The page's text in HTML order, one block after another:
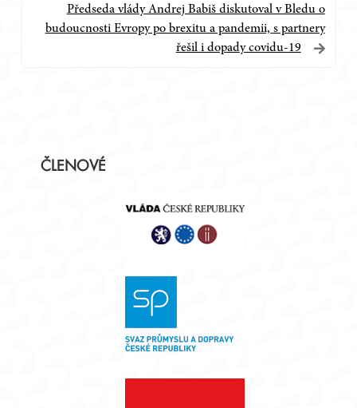
příspěvek
Předseda vlády Andrej Babiš diskutoval v Bledu o
budoucnosti Evropy po brexitu a pandemii, s partnery
řešil i dopady covidu-19
ČLENOVÉ